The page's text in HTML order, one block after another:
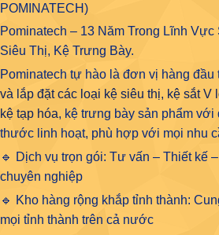
POMINATECH)
Pominatech – 13 Năm Trong Lĩnh
Siêu Thị, Kệ Trưng Bày.
Pominatech tự hào là đơn vị hàng đầu
và lắp đặt các loại kệ siêu thị, kệ sắt V
kệ tạp hóa, kệ trưng bày sản phẩm với
thước linh hoạt, phù hợp với mọi nhu
🔹 Dịch vụ trọn gói: Tư vấn – Thiết kế
chuyên nghiệp
🔹 Kho hàng rộng khắp tỉnh thành:
mọi tỉnh thành trên cả nước